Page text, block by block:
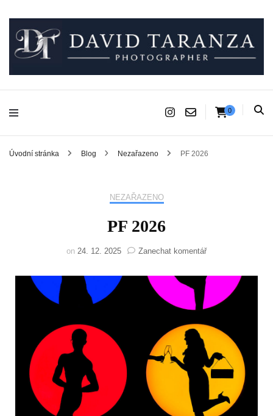
David Taranza
Fotograf pro chvíle, na kterých záleží.
0
Úvodní stránka Blog Nezařazeno PF 2026
NEZAŘAZENO
PF 2026
on 24. 12. 2025 Zanechat komentářna
2026